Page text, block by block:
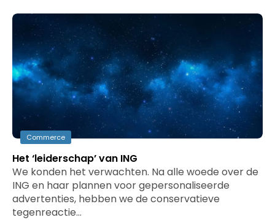
Commerce
Het ‘leiderschap’ van ING
We konden het verwachten. Na alle woede over de
ING en haar plannen voor gepersonaliseerde
advertenties, hebben we de conservatieve
tegenreactie…